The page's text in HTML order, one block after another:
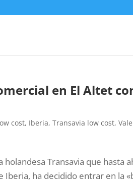
en El Altet
cost, Iberia,Transavia low cost,
Transavia que hasta
Iberia, ha decidido entrar en la